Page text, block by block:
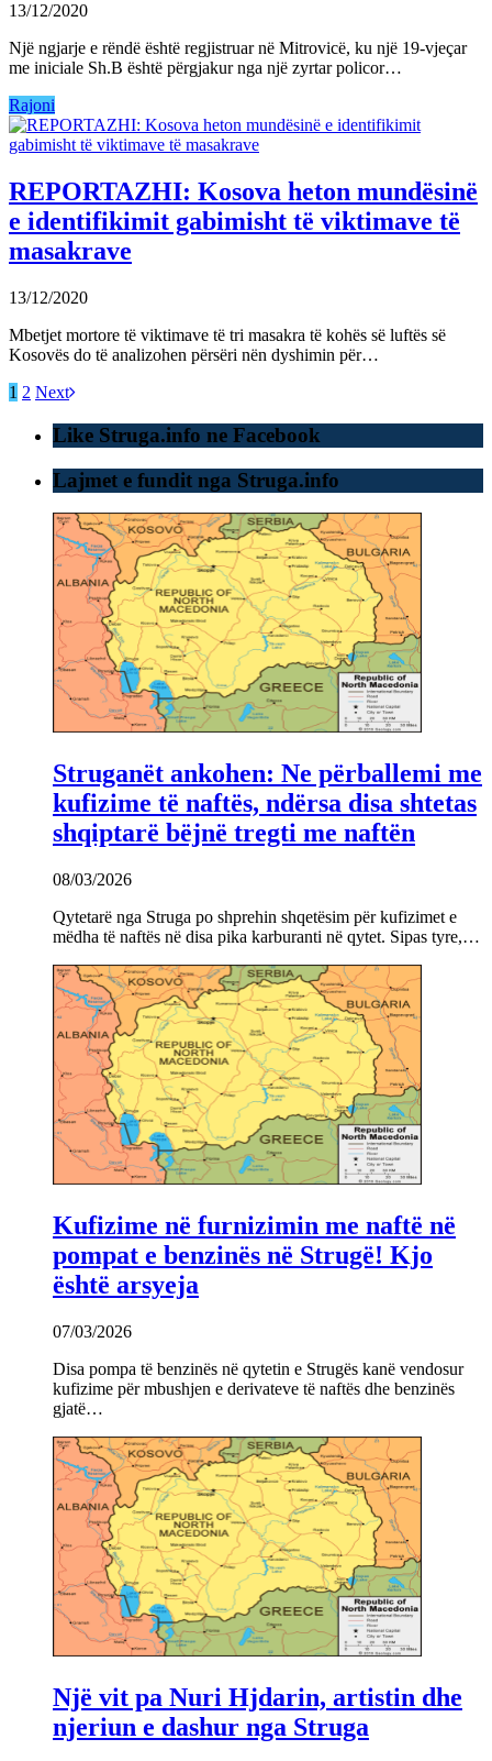
13/12/2020
Një ngjarje e rëndë është regjistruar në Mitrovicë, ku një 19-vjeçar
me iniciale Sh.B është përgjakur nga një zyrtar policor…
Rajoni
REPORTAZHI: Kosova heton mundësinë
e identifikimit gabimisht të viktimave të
masakrave
13/12/2020
Mbetjet mortore të viktimave të tri masakra të kohës së luftës së
Kosovës do të analizohen përsëri nën dyshimin për…
1 2 Next
Like Struga.info ne Facebook
Lajmet e fundit nga Struga.info
Struganët ankohen: Ne përballemi me
kufizime të naftës, ndërsa disa shtetas
shqiptarë bëjnë tregti me naftën
08/03/2026
Qytetarë nga Struga po shprehin shqetësim për kufizimet e
mëdha të naftës në disa pika karburanti në qytet. Sipas tyre,…
Kufizime në furnizimin me naftë në
pompat e benzinës në Strugë! Kjo
është arsyeja
07/03/2026
Disa pompa të benzinës në qytetin e Strugës kanë vendosur
kufizime për mbushjen e derivateve të naftës dhe benzinës
gjatë…
Një vit pa Nuri Hjdarin, artistin dhe
njeriun e dashur nga Struga